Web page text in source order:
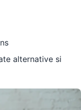
alternative si